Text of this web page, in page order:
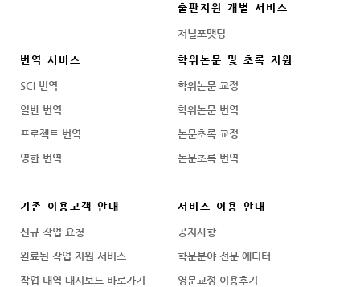
번역 서비스
SCI 번역
일반 번역
프로젝트 번역
영한 번역
출판지원 개별 서비스
저널포맷팅
학위논문 및 초록 지원
학위논문 교정
학위논문 번역
논문초록 교정
논문초록 번역
기존 이용고객 안내
신규 작업 요청
완료된 작업 지원 서비스
작업 내역 대시보드 바로가기
서비스 이용 안내
공지사항
학문분야 전문 에디터
영문교정 이용후기